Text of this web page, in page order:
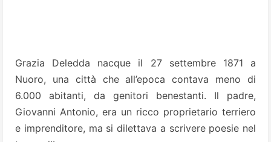
Grazia Deledda nacque il 27 settembre 1871 a
Nuoro, una città che all’epoca contava meno di
6.000 abitanti, da genitori benestanti. Il padre,
Giovanni Antonio, era un ricco proprietario terriero
e imprenditore, ma si dilettava a scrivere poesie nel